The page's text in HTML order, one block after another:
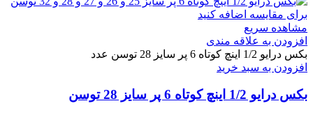
برای مقایسه اضافه کنید
مشاهده سریع
افزودن به علاقه مندی
بکس درایو 1/2 اینچ کوتاه 6 پر سایز 28 توسن عدد
افزودن به سبد خرید
بکس درایو 1/2 اینچ کوتاه 6 پر سایز 28 توسن